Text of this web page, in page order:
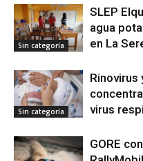
Sin categoría
SLEP
agua
en La
Sin categoría
Rinovirus
virus
GORE